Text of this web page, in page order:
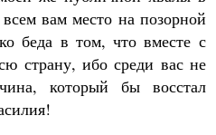
вам место на позорной
беда в том, что вместе с
страну, ибо среди вас не
который бы восстал